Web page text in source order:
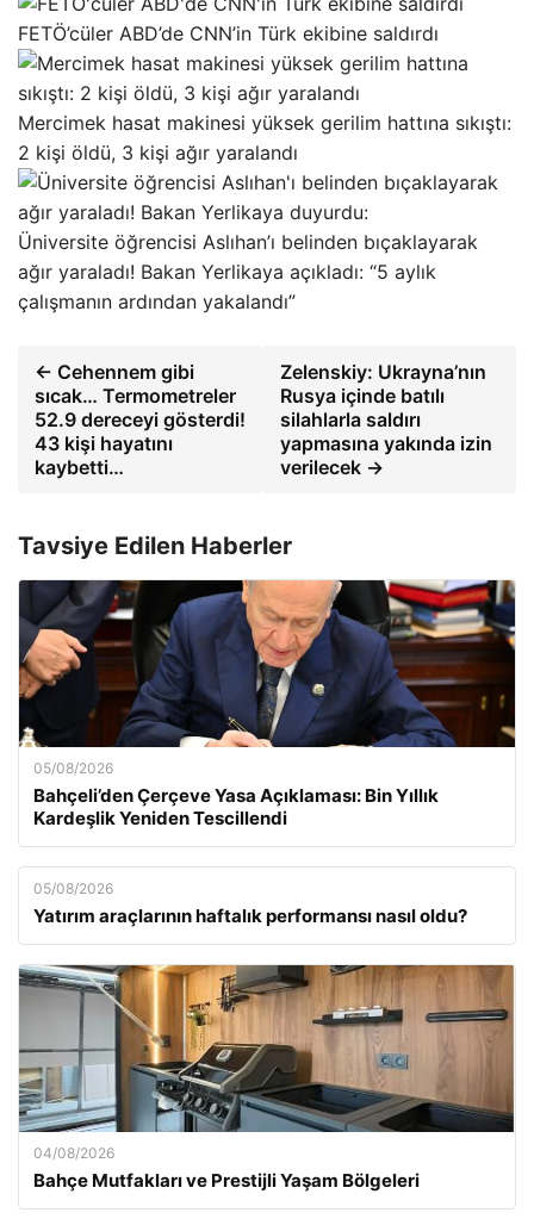
FETÖ’cüler ABD’de CNN’in Türk ekibine saldırdı
Mercimek hasat makinesi yüksek gerilim hattına sıkıştı:
2 kişi öldü, 3 kişi ağır yaralandı
Üniversite öğrencisi Aslıhan’ı belinden bıçaklayarak
ağır yaraladı! Bakan Yerlikaya açıkladı: “5 aylık
çalışmanın ardından yakalandı”
← Cehennem gibi
sıcak… Termometreler
52.9 dereceyi gösterdi!
43 kişi hayatını
kaybetti…
Zelenskiy: Ukrayna’nın
Rusya içinde batılı
silahlarla saldırı
yapmasına yakında izin
verilecek →
Tavsiye Edilen Haberler
05/08/2026
Bahçeli’den Çerçeve Yasa Açıklaması: Bin Yıllık
Kardeşlik Yeniden Tescillendi
05/08/2026
Yatırım araçlarının haftalık performansı nasıl oldu?
04/08/2026
Bahçe Mutfakları ve Prestijli Yaşam Bölgeleri